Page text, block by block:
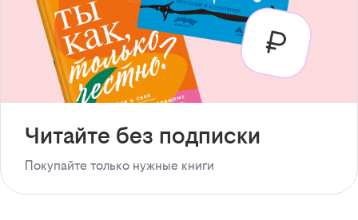
Читайте без подписки
Покупайте только нужные книги